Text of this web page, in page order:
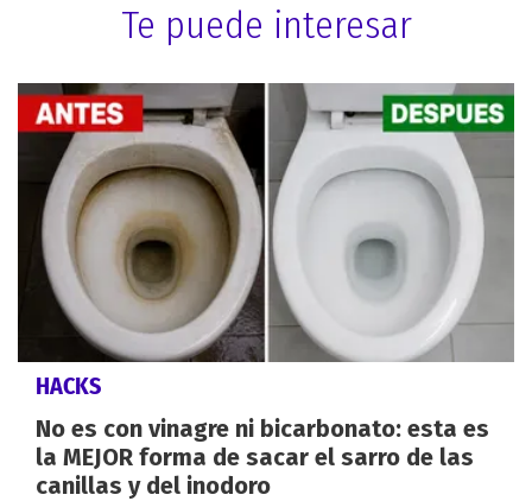
Te puede interesar
HACKS
No es con vinagre ni bicarbonato: esta es
la MEJOR forma de sacar el sarro de las
canillas y del inodoro